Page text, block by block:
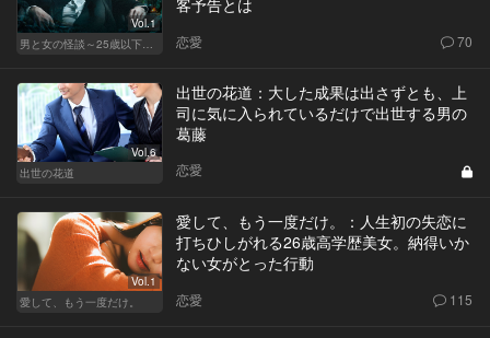
Vol.1
男と女の怪談～25歳以下閲覧禁止～
客予告とは
恋愛 70
Vol.6
出世の花道
出世の花道：大した成果は出さずとも、上
司に気に入られているだけで出世する男の
葛藤
恋愛
Vol.1
愛して、もう一度だけ。
愛して、もう一度だけ。：人生初の失恋に
打ちひしがれる26歳高学歴美女。納得いか
ない女がとった行動
恋愛 115